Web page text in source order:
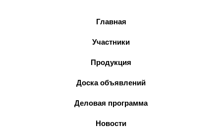
Главная
Участники
Продукция
Доска объявлений
Деловая программа
Новости